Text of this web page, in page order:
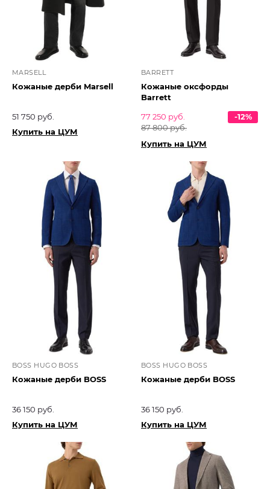
MARSELL
Кожаные дерби Marsell
51 750 руб.
Купить на ЦУМ
BARRETT
Кожаные оксфорды
Barrett
77 250 руб.
87 800 руб.
-12%
Купить на ЦУМ
BOSS HUGO BOSS
Кожаные дерби BOSS
36 150 руб.
Купить на ЦУМ
BOSS HUGO BOSS
Кожаные дерби BOSS
36 150 руб.
Купить на ЦУМ